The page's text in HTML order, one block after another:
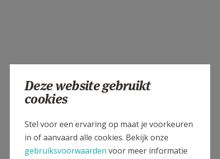
Deze website gebruikt
cookies
Stel voor een ervaring op maat je voorkeuren
in of aanvaard alle cookies. Bekijk onze
gebruiksvoorwaarden voor meer informatie